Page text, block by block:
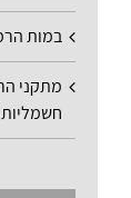
במות
מתקני
חשמליות